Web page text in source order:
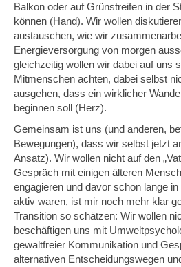
Balkon oder auf Grünstreifen in der
können (Hand). Wir wollen
austauschen, wie wir
Energieversorgung von morgen
gleichzeitig wollen wir dabei auf uns
Mitmenschen achten, dabei selbst
ausgehen, dass ein wirklicher
beginnen soll (Herz).
Gemeinsam ist uns (und anderen,
Bewegungen), dass wir selbst jetzt
Ansatz). Wir wollen nicht auf den
Gespräch mit einigen älteren
engagieren und davor schon lange
aktiv waren, ist mir noch mehr klar
Transition so schätzen: Wir wollen
beschäftigen uns mit
gewaltfreier Kommunikation und
alternativen Entscheidungswegen